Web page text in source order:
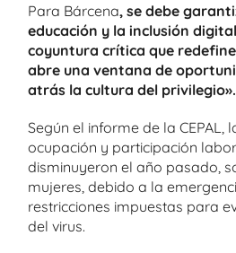
Para Bárcena, se debe
educación y la inclusión
coyuntura crítica que
abre una ventana de
atrás la cultura del privilegio».
Según el informe de la CEPAL,
ocupación y participación
disminuyeron el año pasado,
mujeres, debido a la
restricciones impuestas para
del virus.